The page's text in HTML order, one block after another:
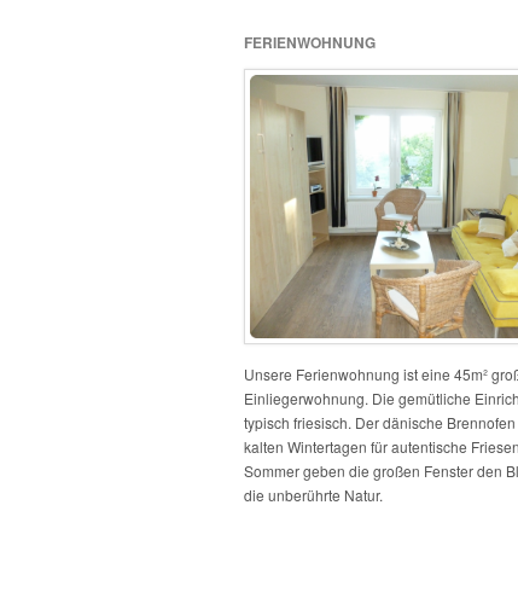
FERIENWOHNUNG
Unsere Ferienwohnung ist eine 45m²
Einliegerwohnung. Die gemütliche
typisch friesisch. Der dänische
kalten Wintertagen für autentische
Sommer geben die großen Fenster den
die unberührte Natur.